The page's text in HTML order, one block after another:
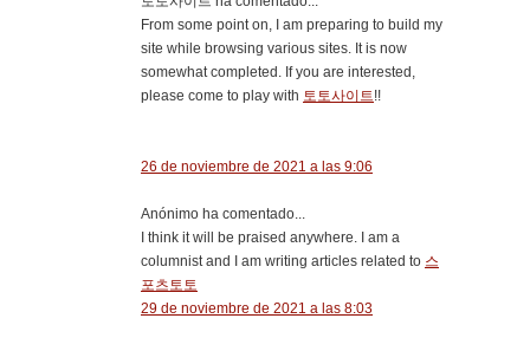
From some point on, I am preparing to build my
site while browsing various sites. It is now
somewhat completed. If you are interested,
please come to play with 토토사이트!!
26 de noviembre de 2021 a las 9:06
Anónimo ha comentado...
I think it will be praised anywhere. I am a
columnist and I am writing articles related to 스
포츠토토
29 de noviembre de 2021 a las 8:03